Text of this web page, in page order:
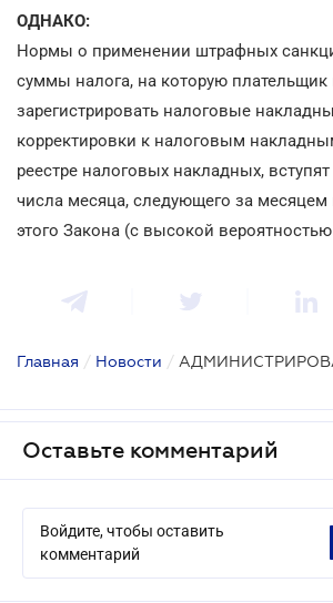
ОДНАКО:
Нормы о применении штрафных
суммы налога, на которую плательщик
зарегистрировать налоговые
корректировки к налоговым
реестре налоговых накладных,
числа месяца, следующего за месяцем
этого Закона (с высокой вероятностью
Главная / Новости /
Оставьте комментарий
Войдите, чтобы оставить
комментарий